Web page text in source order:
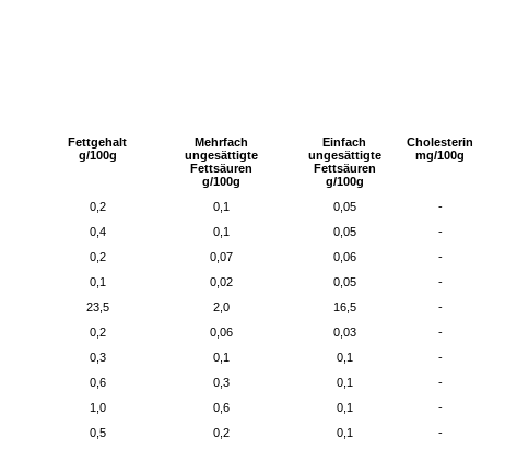
Fettgehalt
g/100g
Mehrfach
ungesättigte
Fettsäuren
g/100g
Einfach
ungesättigte
Fettsäuren
g/100g
Cholesterin
mg/100g
0,2 0,1 0,05
-
0,4 0,1 0,05
-
0,2 0,07 0,06
-
0,1 0,02 0,05
-
23,5 2,0 16,5
-
0,2 0,06 0,03
-
0,3 0,1 0,1
-
0,6 0,3 0,1
-
1,0 0,6 0,1
-
0,5 0,2 0,1
-